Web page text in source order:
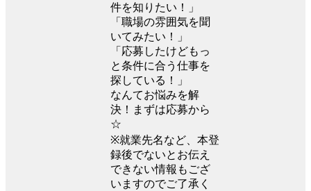
件を知りたい！」
「職場の雰囲気を聞
いてみたい！」
「応募したけどもっ
と条件に合う仕事を
探している！」
なんてお悩みを解
決！まずは応募から
☆
※就業先名など、本登
録後でないとお伝え
できない情報もござ
いますのでご了承く